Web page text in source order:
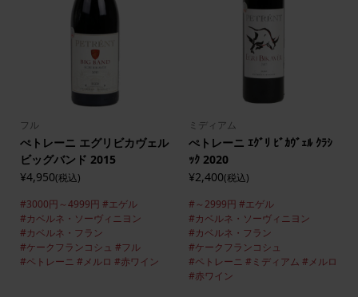
フル
ぺトレーニ エグリビカヴェル
ビッグバンド 2015
¥4,950(税込)
#3000円～4999円 #エゲル
#カベルネ・ソーヴィニヨン
#カベルネ・フラン
#ケークフランコシュ #フル
#ペトレーニ #メルロ #赤ワイン
ミディアム
ぺトレーニ ｴｸﾞﾘ ﾋﾞｶｳﾞｪﾙ ｸﾗｼ
ｯｸ 2020
¥2,400(税込)
#～2999円 #エゲル
#カベルネ・ソーヴィニヨン
#カベルネ・フラン
#ケークフランコシュ
#ペトレーニ #ミディアム #メルロ
#赤ワイン